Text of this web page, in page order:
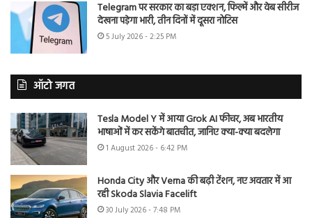
Telegram पर सरकार का बड़ा एक्शन, फिल्में और वेब सीरीज
देखना पड़ेगा भारी, तीन दिनों में दूसरा नोटिस
5 July 2026 - 2:25 PM
ऑटो जगत
Tesla Model Y में आया Grok AI फीचर, अब भारतीय
भाषाओं में कर सकेंगे बातचीत, जानिए क्या-क्या बदलेगा
1 August 2026 - 6:42 PM
Honda City और Verna की बढ़ी टेंशन, नए अवतार में आ
रही Skoda Slavia Facelift
30 July 2026 - 7:48 PM